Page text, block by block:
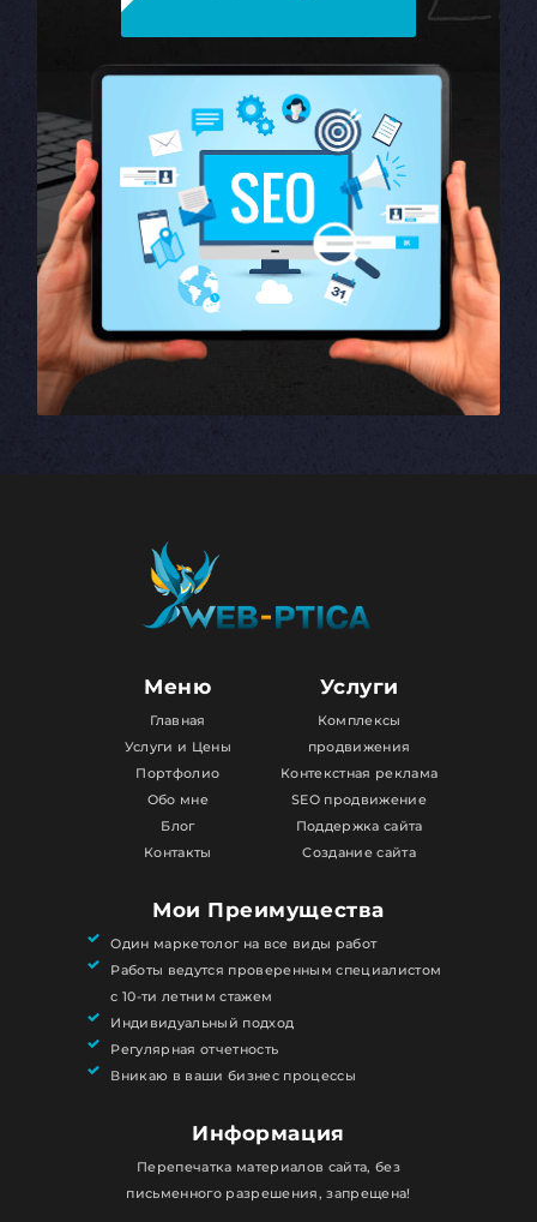
Меню
Главная
Услуги и Цены
Портфолио
Обо мне
Блог
Контакты
Услуги
Комплексы
продвижения
Контекстная реклама
SEO продвижение
Поддержка сайта
Создание сайта
Мои Преимущества
Один маркетолог на все виды работ
Работы ведутся проверенным специалистом
с 10-ти летним стажем
Индивидуальный подход
Регулярная отчетность
Вникаю в ваши бизнес процессы
Информация
Перепечатка материалов сайта, без
письменного разрешения, запрещена!